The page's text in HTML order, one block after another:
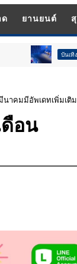
ด ยานยนต์
บันเทิง “เทียน-น
าคมมีอัพเดทเพิ่มเติ
อน